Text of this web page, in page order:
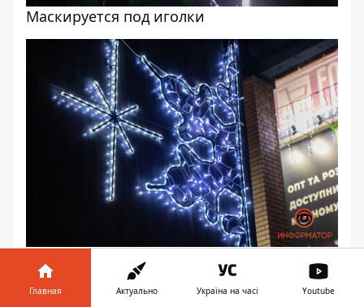
Маскируется под иголки
Пока что только такие снежинки
Главная Актуально Україна на часі Youtube